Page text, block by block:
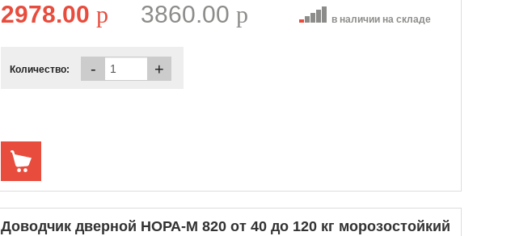
2978.00p 3860.00p в наличии на складе
Количество: - +
Доводчик дверной НОРА-М 820 от 40 до 120 кг морозостойкий